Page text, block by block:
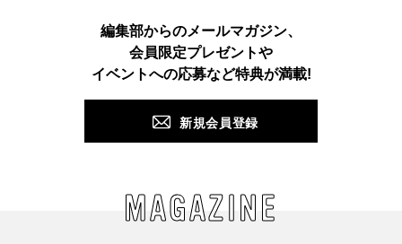
TikTok X Facebook Pinterest LINE
編集部からのメールマガジン、
会員限定プレゼントや
イベントへの応募など特典が満載!
新規会員登録
MAGAZINE